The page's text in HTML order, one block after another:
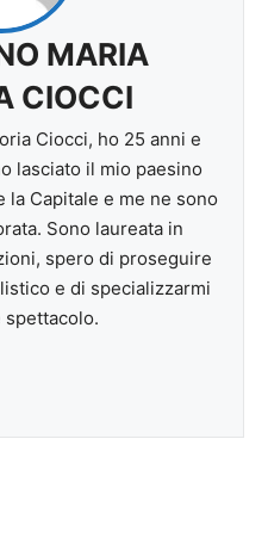
MARIA
CIOCCI
Ciocci, ho 25 anni e
lasciato il mio paesino
Capitale e me ne sono
Sono laureata in
spero di proseguire
e di specializzarmi
spettacolo.